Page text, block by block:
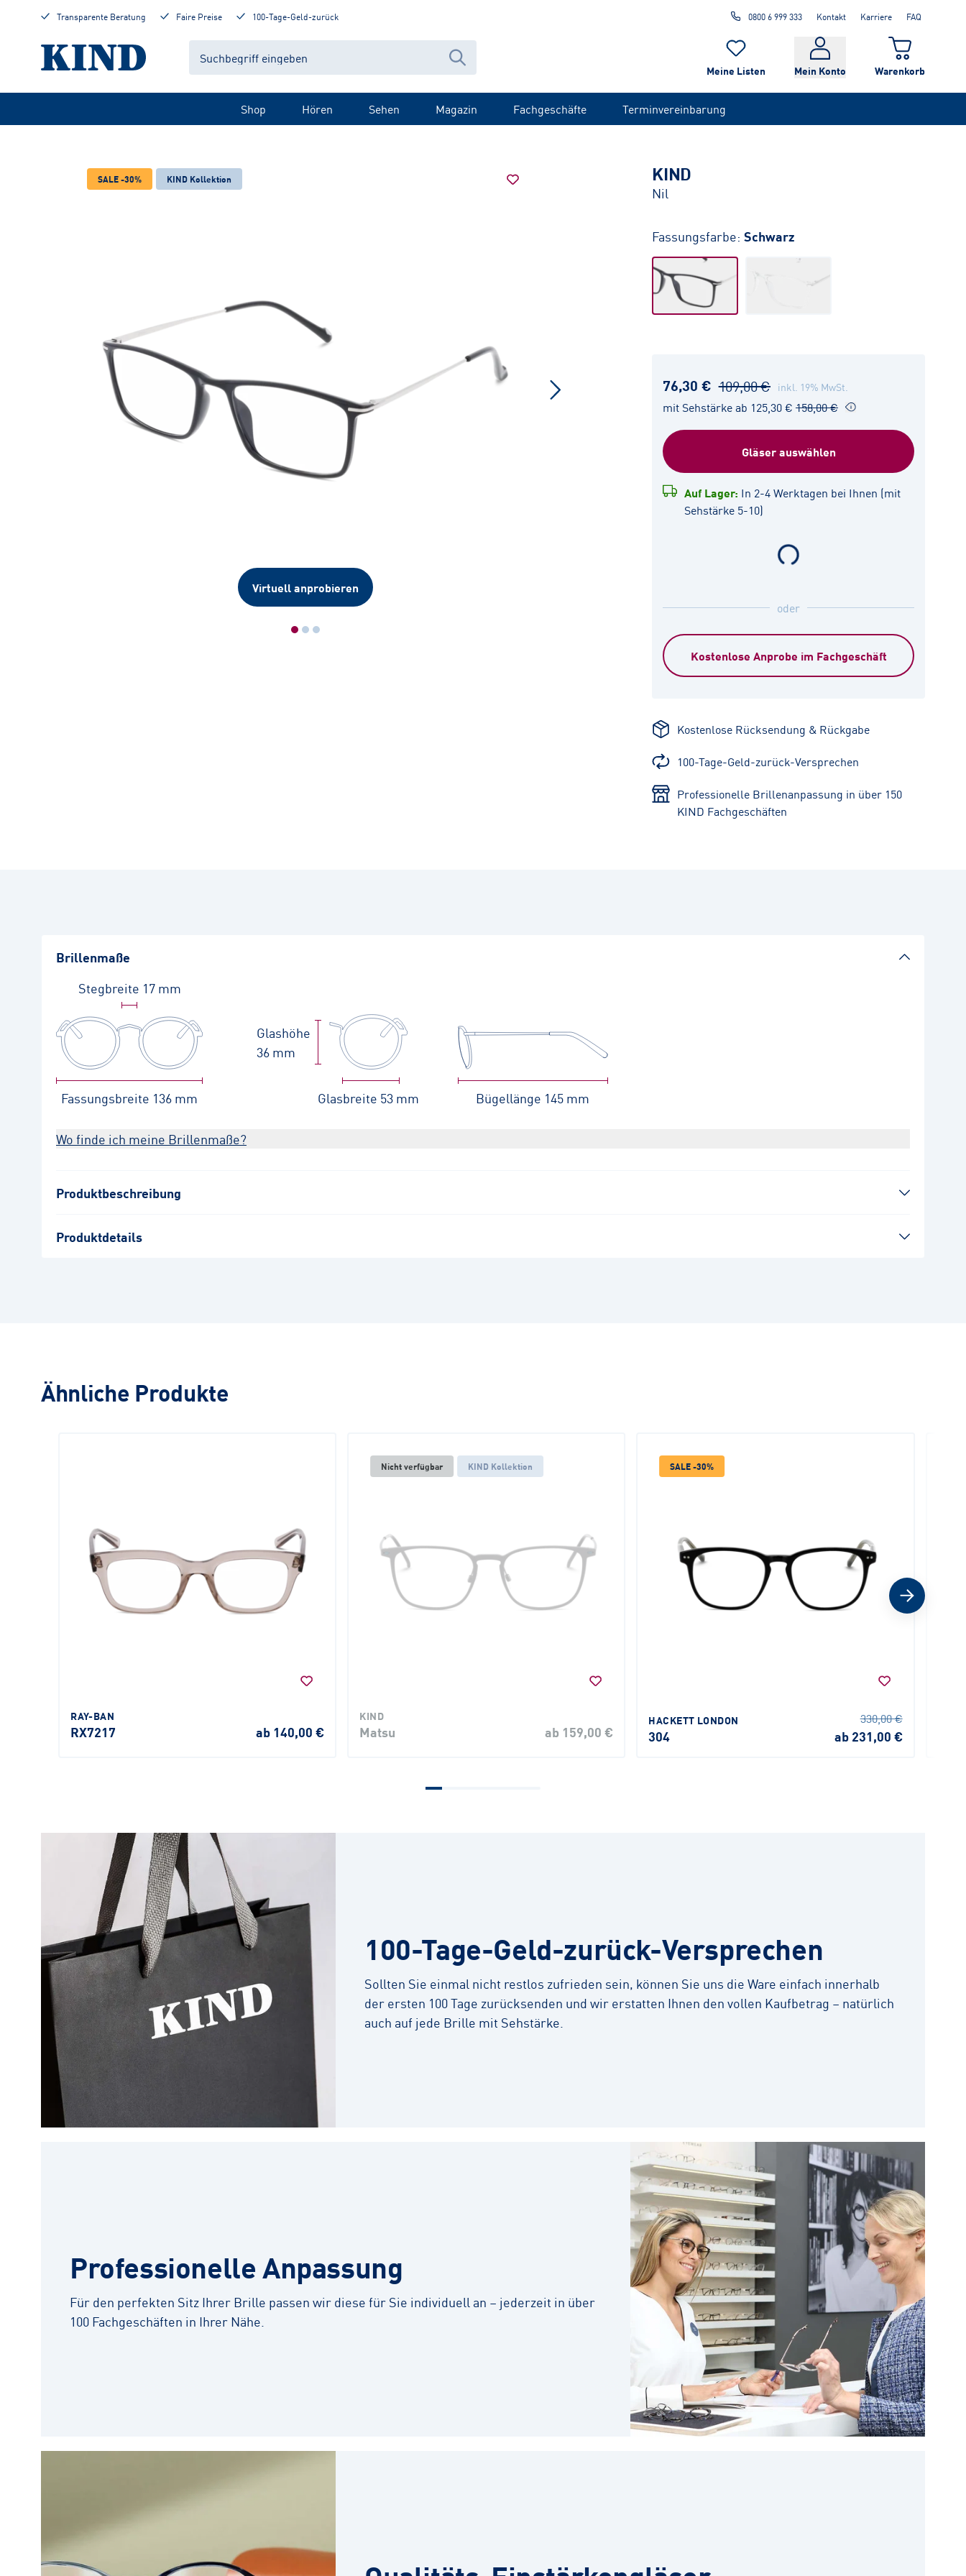
Transparente Beratung Faire Preise 100-Tage-Geld-zurück 0800 6 999 333 Kontakt Karriere FAQ
Meine Listen Mein Konto Warenkorb
Shop Hören Sehen Magazin Fachgeschäfte Terminvereinbarung
SALE -30% KIND Kollektion
Virtuell anprobieren
KIND
Nil
Fassungsfarbe: Schwarz
76,30 € 109,00 € inkl. 19% MwSt.
mit Sehstärke ab 125,30 € 158,00 €
Gläser auswählen
Auf Lager: In 2-4 Werktagen bei Ihnen (mit
Sehstärke 5-10)
oder
Kostenlose Anprobe im Fachgeschäft
Kostenlose Rücksendung & Rückgabe
100-Tage-Geld-zurück-Versprechen
Professionelle Brillenanpassung in über 150
KIND Fachgeschäften
Brillenmaße
Stegbreite 17 mm
Fassungsbreite 136 mm Glasbreite 53 mm
Glashöhe
36 mm
Bügellänge 145 mm
Wo finde ich meine Brillenmaße?
Produktbeschreibung
Produktdetails
Ähnliche Produkte
RAY-BAN
RX7217 ab 140,00 €
Nicht verfügbar KIND Kollektion
KIND
Matsu ab 159,00 €
SALE -30%
HACKETT LONDON
304
330,00 €
ab 231,00 €
100-Tage-Geld-zurück-Versprechen
Sollten Sie einmal nicht restlos zufrieden sein, können Sie uns die Ware einfach innerhalb
der ersten 100 Tage zurücksenden und wir erstatten Ihnen den vollen Kaufbetrag – natürlich
auch auf jede Brille mit Sehstärke.
Professionelle Anpassung
Für den perfekten Sitz Ihrer Brille passen wir diese für Sie individuell an – jederzeit in über
100 Fachgeschäften in Ihrer Nähe.